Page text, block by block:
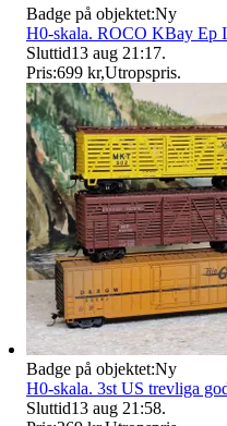
Badge på objektet:Ny
H0-skala. ROCO KBay Ep
Sluttid13 aug 21:17.
Pris:699 kr,Utropspris.
Badge på objektet:Ny
H0-skala. 3st US trevliga
Sluttid13 aug 21:58.